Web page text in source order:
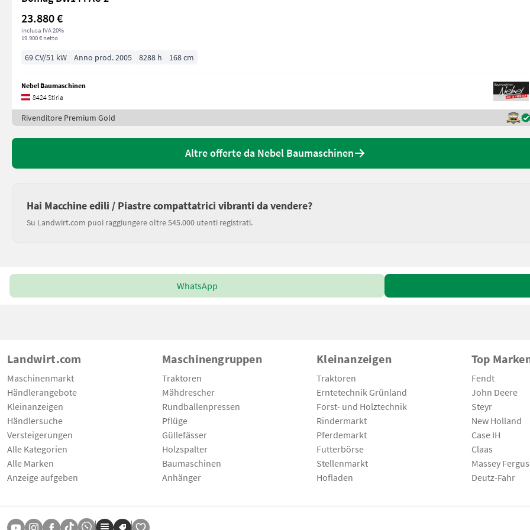
23.880 €
inclusa IVA 20%
19.900 € netto
69 CV/51 kW Anno prod. 2005 8288 h 168 cm
Nebel Baumaschinen
8424 Stiria
Rivenditore Premium Gold
Altre offerte da Nebel Baumaschinen
Hai Macchine edili / Piastre compattatrici vibranti da vendere?
Su Landwirt.com puoi raggiungere oltre 545.000 utenti registrati.
WhatsApp
Landwirt.com
Maschinenmarkt
Händlerangebote
Kleinanzeigen
Händlersuche
Versteigerungen
Alle Kategorien
Alle Marken
Anzeige aufgeben
Maschinengruppen
Traktoren
Mähdrescher
Rundballenpressen
Pflüge
Güllefässer
Holzspalter
Baumaschinen
Anhänger
Kleinanzeigen
Traktoren
Erntetechnik Grünland
Forst- und Holztechnik
Rindermarkt
Pferdemarkt
Futterbörse
Stellenmarkt
Hofladen
Top
Fendt
John Deere
Steyr
New Holland
Case IH
Claas
Massey
Deutz-Fahr